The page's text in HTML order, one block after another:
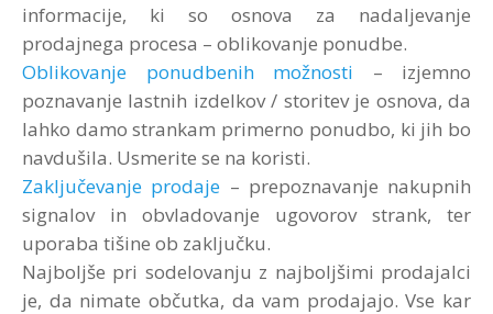
informacije, ki so osnova za nadaljevanje
prodajnega procesa – oblikovanje ponudbe.
Oblikovanje ponudbenih možnosti – izjemno
poznavanje lastnih izdelkov / storitev je osnova, da
lahko damo strankam primerno ponudbo, ki jih bo
navdušila. Usmerite se na koristi.
Zaključevanje prodaje – prepoznavanje nakupnih
signalov in obvladovanje ugovorov strank, ter
uporaba tišine ob zaključku.
Najboljše pri sodelovanju z najboljšimi prodajalci
je, da nimate občutka, da vam prodajajo. Vse kar